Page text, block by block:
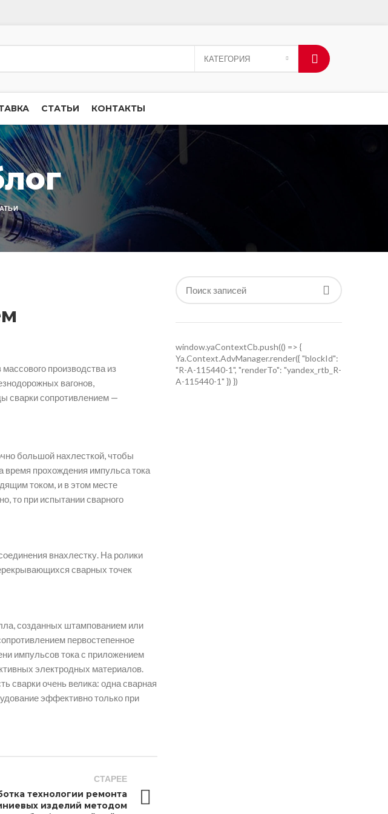
КАТЕГОРИЯ
СТАТЬИ КОНТАКТЫ
производства из
вагонов,
сварки сопротивлением —
большой нахлесткой, чтобы
прохождения импульса тока
током, и в этом месте
то при испытании сварного
внахлестку. На ролики
сварных точек
созданных штампованием или
первостепенное
импульсов тока с приложением
электродных материалов.
сварки очень велика: одна сварная
эффективно только при
СТАРЕЕ
технологии ремонта
изделий методом
window.yaContextCb.push(() => {
Ya.Context.AdvManager.render({ "blockId":
"R-A-115440-1", "renderTo": "yandex_rtb_R-
A-115440-1" }) })